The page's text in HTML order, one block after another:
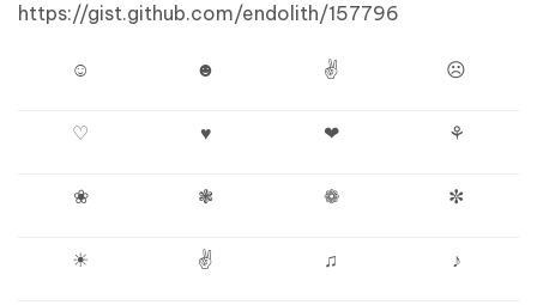
https://gist.github.com/endolith/157796
☺ ☻ ✌ ☹
♡ ♥ ❤ ⚘
❀ ❃ ❁ ✼
☀ ✌ ♫ ♪